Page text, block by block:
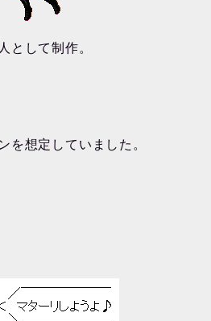
として制作。
を想定していました。